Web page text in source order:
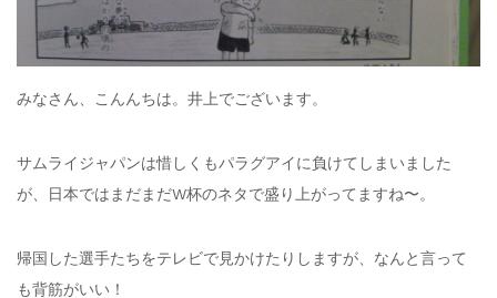
みなさん、こんんちは。井上でございます。
サムライジャパンは惜しくもパラグアイに負けてしまいました
が、日本ではまだまだW杯のネタで盛り上がってますね〜。
帰国した選手たちをテレビで見かけたりしますが、なんと言って
も背筋がいい！